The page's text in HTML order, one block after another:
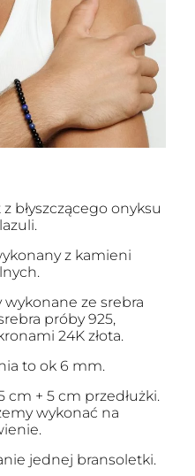
błyszczącego onyksu
z kamieni
ze srebra
próby 925,
24K złota.
to ok 6 mm.
cm + 5 cm przedłużki.
wykonać na
jednej bransoletki.